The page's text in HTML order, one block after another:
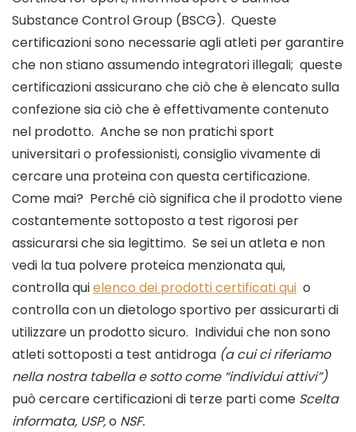
Substance Control Group (BSCG).  Queste
certificazioni sono necessarie agli atleti per garantire
che non stiano assumendo integratori illegali;  queste
certificazioni assicurano che ciò che è elencato sulla
confezione sia ciò che è effettivamente contenuto
nel prodotto.  Anche se non pratichi sport
universitari o professionisti, consiglio vivamente di
cercare una proteina con questa certificazione.
Come mai?  Perché ciò significa che il prodotto viene
costantemente sottoposto a test rigorosi per
assicurarsi che sia legittimo.  Se sei un atleta e non
vedi la tua polvere proteica menzionata qui,
controlla qui elenco dei prodotti certificati qui
  o
controlla con un dietologo sportivo per assicurarti di
utilizzare un prodotto sicuro.  Individui che non sono
atleti sottoposti a test antidroga (a cui ci riferiamo
nella nostra tabella e sotto come “individui attivi”)
può cercare certificazioni di terze parti come Scelta
informata, USP, o NSF.